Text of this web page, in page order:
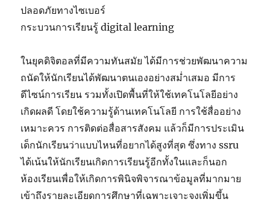
ปลอดภัยทางไซเบอร์
กระบวนการเรียนรู้ digital learning
ในยุคดิจิตอลที่มีความทันสมัย ได้มีการช่วยพัฒนาความ
ถนัดให้นักเรียนได้พัฒนาตนเองอย่างสม่ำเสมอ มีการ
ดีไซน์การเรียน รวมทั้งเปิดพื้นที่ให้ใช้เทคโนโลยีอย่าง
เกิดผลดี โดยใช้ความรู้ด้านเทคโนโลยี การใช้สื่ออย่าง
เหมาะควร การติดต่อสื่อสารสังคม แล้วก็มีการประเมิน
เด็กนักเรียนว่าแบบไหนที่อยากได้สูงที่สุด ซึ่งทาง ssru
ได้เน้นให้นักเรียนเกิดการเรียนรู้อีกทั้งในและก็นอก
ห้องเรียนเพื่อให้เกิดการพินิจพิจารณาข้อมูลที่มากมาย
เข้าถึงรายละเอียดการศึกษาที่เฉพาะเจาะจงเพิ่มขึ้น